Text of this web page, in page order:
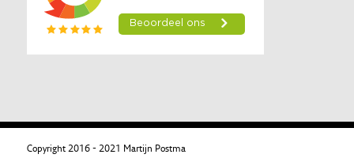
Copyright 2016 - 2021 Martijn Postma